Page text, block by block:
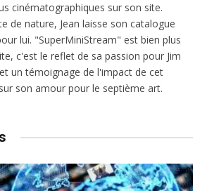
cinématographiques sur son site.
de nature, Jean laisse son catalogue
lui. "SuperMiniStream" est bien plus
c'est le reflet de sa passion pour Jim
un témoignage de l'impact de cet
son amour pour le septième art.